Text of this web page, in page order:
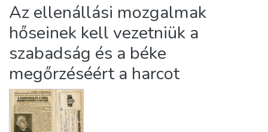
About us
Az ellenállási mozgalmak
hőseinek kell vezetniük a
szabadság és a béke
megőrzéséért a harcot